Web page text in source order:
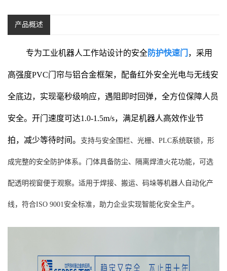
产品概述
专为工业机器人工作站设计的安全防护快速门 ，采用
高强度PVC门帘与铝合金框架，配备红外安全光电与无线安
全底边，实现毫秒级响应，遇阻即时回弹，全方位保障人员
安全。开门速度可达1.0-1.5m/s，满足机器人高效作业节
拍，减少等待时间。 支持与安全围栏、光栅、PLC系统联锁，形
成完整的安全防护体系。门体具备防尘、隔离焊渣火花功能，可选
配透明视窗便于观察。适用于焊接、搬运、码垛等机器人自动化产
线，符合ISO 9001安全标准，助力企业实现智能化安全生产。